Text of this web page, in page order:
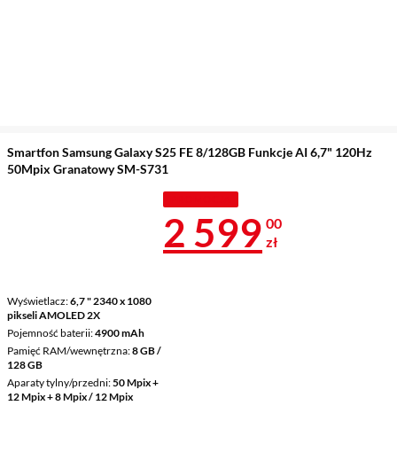
Smartfon Samsung Galaxy S25 FE 8/128GB Funkcje AI 6,7" 120Hz
50Mpix Granatowy SM-S731
Wyświetlacz 6,7 " 2340 x 1080
pikseli AMOLED 2X
Pojemność baterii 4900 mAh
Pamięć RAM/wewnętrzna 8 GB /
128 GB
Aparaty tylny/przedni 50 Mpix +
12 Mpix + 8 Mpix / 12 Mpix
Cena 2 599 zł
2 599 00
zł